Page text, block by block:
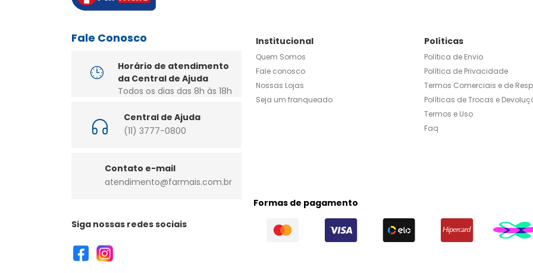
Fale Conosco
Horário de atendimento
da Central de Ajuda
Todos os dias das 8h às 18h
Central de Ajuda
(11) 3777-0800
Contato e-mail
atendimento@farmais.com.br
Siga nossas redes sociais
Institucional
Quem Somos
Fale conosco
Nossas Lojas
Seja um franqueado
Políticas
Política de Envio
Política de Privacidade
Termos Comerciais e de
Políticas de Trocas e
Termos e Uso
Faq
Formas de pagamento